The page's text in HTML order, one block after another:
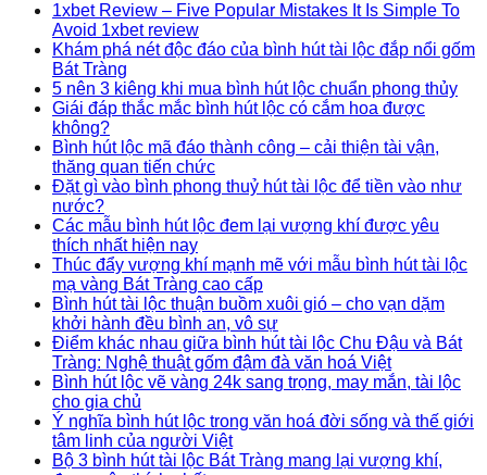
1xbet Review – Five Popular Mistakes It Is Simple To
Avoid 1xbet review
Khám phá nét độc đáo của bình hút tài lộc đắp nổi gốm
Bát Tràng
5 nên 3 kiêng khi mua bình hút lộc chuẩn phong thủy
Giái đáp thắc mắc bình hút lộc có cắm hoa được
không?
Bình hút lộc mã đáo thành công – cải thiện tài vận,
thăng quan tiến chức
Đặt gì vào bình phong thuỷ hút tài lộc để tiền vào như
nước?
Các mẫu bình hút lộc đem lại vượng khí được yêu
thích nhất hiện nay
Thúc đẩy vượng khí mạnh mẽ với mẫu bình hút tài lộc
mạ vàng Bát Tràng cao cấp
Bình hút tài lộc thuận buồm xuôi gió – cho vạn dặm
khởi hành đều bình an, vô sự
Điểm khác nhau giữa bình hút tài lộc Chu Đậu và Bát
Tràng: Nghệ thuật gốm đậm đà văn hoá Việt
Bình hút lộc vẽ vàng 24k sang trọng, may mắn, tài lộc
cho gia chủ
Ý nghĩa bình hút lộc trong văn hoá đời sống và thế giới
tâm linh của người Việt
Bộ 3 bình hút tài lộc Bát Tràng mang lại vượng khí,